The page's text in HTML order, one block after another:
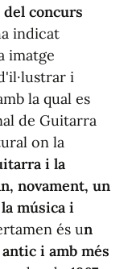
concurs
indicat
imatge
i
la qual es
de Guitarra
on la
i la
novament, un
música i
és un
i amb més